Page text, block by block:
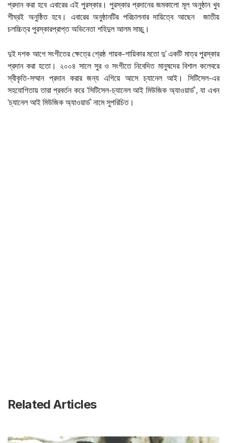
প্রদান করা হবে এবারের এই পুরস্কার। পুরস্কার প্রদানের জমকালো মূল অনুষ্ঠান খুব
শীঘ্রই অনুষ্ঠিত হবে। এবারের অনুষ্ঠানটির পরিচালনার দায়িত্বে আছেন জাতীয়
চলচ্চিত্র পুরস্কারপ্রাপ্ত অভিনেতা শহিদুল আলম সাচ্চু।
দুই দশক আগে সংগীতের ক্ষেত্রে শ্রেষ্ঠ গায়ক-গায়িকার মতো দু’ একটি মাত্র পুরস্কার
প্রদান করা হতো। ২০০৪ সালে সুর ও সংগীতে নিবেদিত মানুষদের বিশাল কলেবরে
স্বীকৃতি-সম্মান প্রদান করার জন্য এগিয়ে আসে চ্যানেল আই। সিটিসেল-এর
সহযোগিতায় তারা প্রবর্তন করে ‘সিটিসেল-চ্যানেল আই মিউজিক অ্যাওয়ার্ড’, যা এখন
‘চ্যানেল আই মিউজিক অ্যাওয়ার্ড’ নামে সুপরিচিত।
Related Articles